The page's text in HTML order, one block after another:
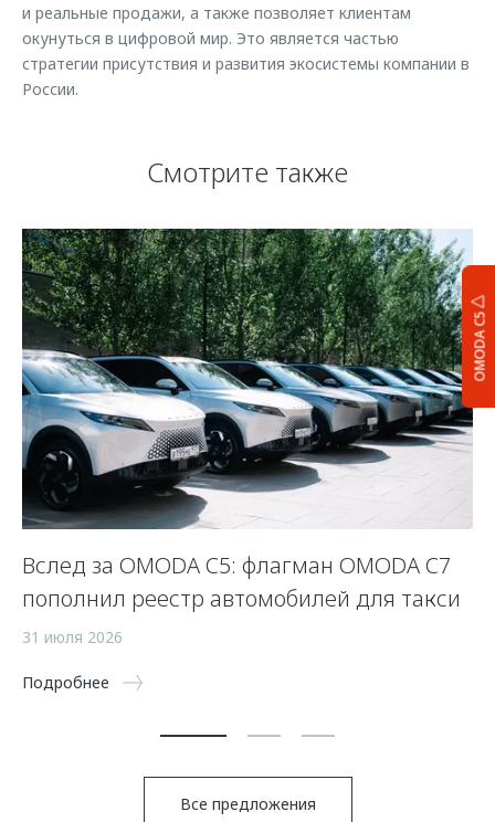
OMODA C5
и реальные продажи, а также позволяет клиентам
окунуться в цифровой мир. Это является частью
стратегии присутствия и развития экосистемы компании в
России.
Смотрите также
Вслед за OMODA C5: флагман OMODA C7
пополнил реестр автомобилей для такси
31 июля 2026
Подробнее
Все предложения